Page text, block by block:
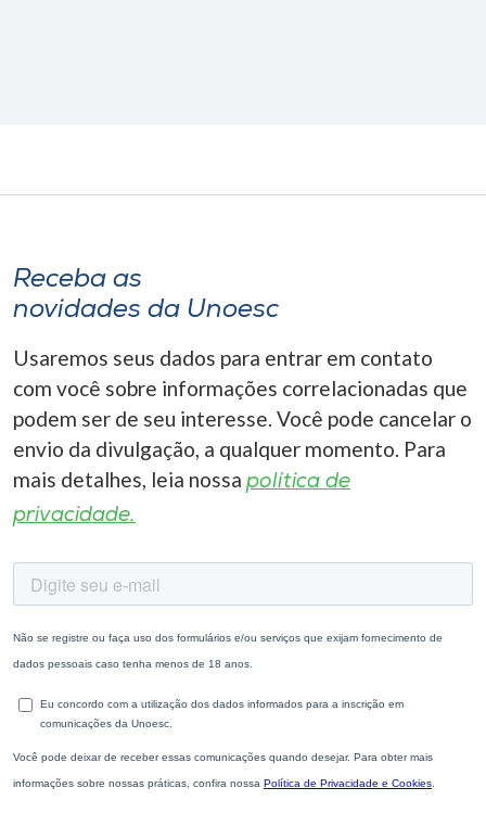
Receba as
novidades da Unoesc
Usaremos seus dados para entrar em contato
com você sobre informações correlacionadas que
podem ser de seu interesse. Você pode cancelar o
envio da divulgação, a qualquer momento. Para
mais detalhes, leia nossa política de
privacidade.